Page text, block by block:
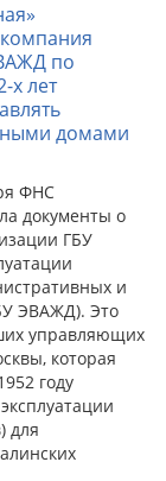
по
х лет
домами
ФНС
документы о
ГБУ
и
ЭВАЖД). Это
управляющих
которая
году
для